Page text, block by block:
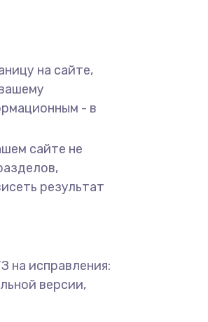
на сайте,
- в
сайте не
результат
на исправления:
версии,